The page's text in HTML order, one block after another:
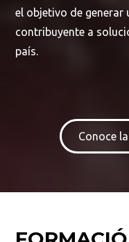
el objetivo de
contribuyente a
país.
Conoce